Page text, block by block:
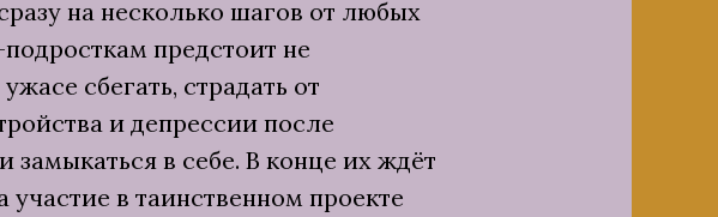
на несколько шагов от любых
предстоит не
сбегать, страдать от
и депрессии после
замыкаться в себе. В конце их ждёт
участие в таинственном проекте